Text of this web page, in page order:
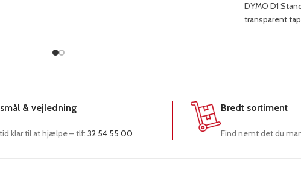
DYMO D1
transparent
& vejledning
klar til at hjælpe – tlf:32 54 55 00
Bredt sortiment
Find nemt det du